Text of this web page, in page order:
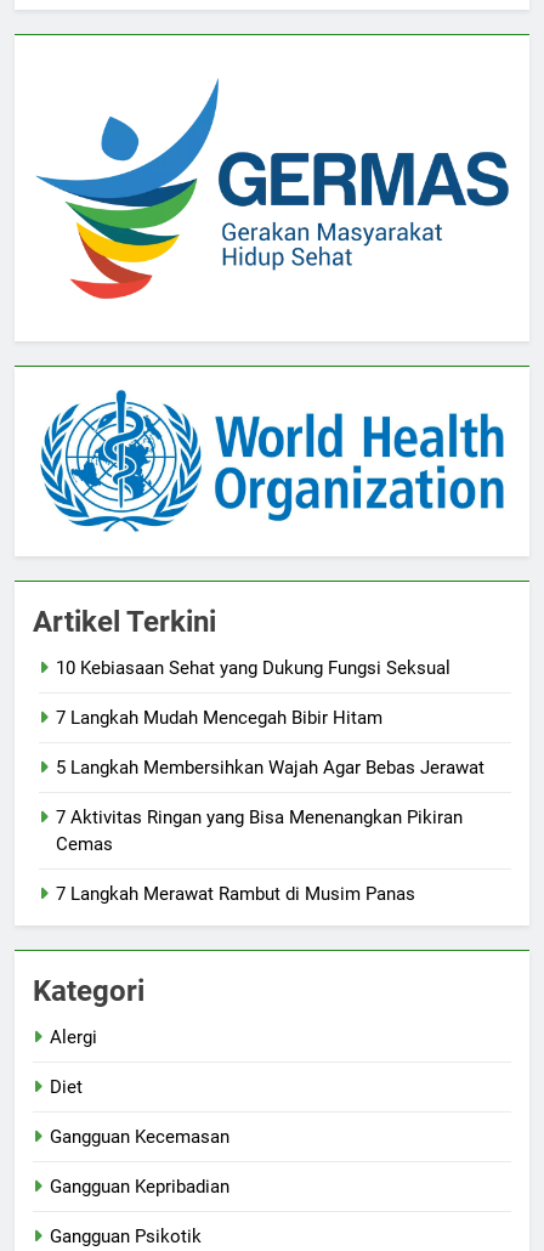
Artikel Terkini
10 Kebiasaan Sehat yang Dukung Fungsi Seksual
7 Langkah Mudah Mencegah Bibir Hitam
5 Langkah Membersihkan Wajah Agar Bebas Jerawat
7 Aktivitas Ringan yang Bisa Menenangkan Pikiran
Cemas
7 Langkah Merawat Rambut di Musim Panas
Kategori
Alergi
Diet
Gangguan Kecemasan
Gangguan Kepribadian
Gangguan Psikotik